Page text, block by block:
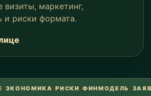
визиты, маркетинг,
и риски формата.
•ЭКОНОМИКА •РИСКИ •ФИНМОДЕЛЬ •